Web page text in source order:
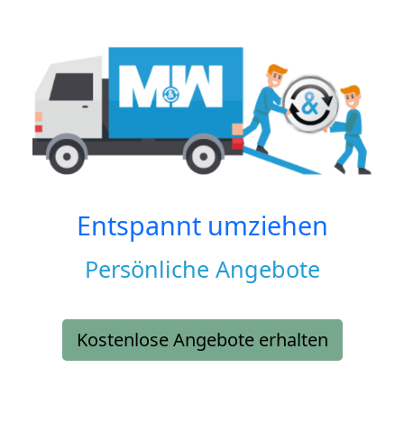
Entspannt umziehen
Persönliche Angebote
Kostenlose Angebote erhalten